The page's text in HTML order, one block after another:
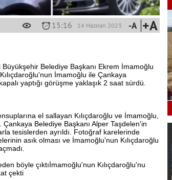
14 Haziran 2023
15:16 -A +A
Belediye Başkanı Ekrem İmamoğlu
İmamoğlu ile Çankaya
yaptığı görüşme yaklaşık 2 saat sürdü.
el sallayan Kılıçdaroğlu ve İmamoğlu,
Belediye Başkanı Alper Taşdelen'in
tesislerden ayrıldı. Fotoğraf karelerinde
asık olması ve İmamoğlu'nun Kılıçdaroğlu
böyle çıktıİmamoğlu'nun Kılıçdaroğlu'nu
çekti